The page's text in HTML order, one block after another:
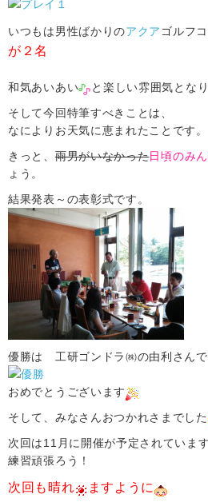
いつもは男性ばかりのアクア ゴルフ
が２名
和気あいあい
と楽しい雰囲気とな
そして今回特筆すべきことは、
なによりお天気に恵まれたことです。
きっと、雨男がいなかった日頃のみ
ょう。
結果発表～の表彰式です。
優勝は 工研ゴンドラ㈱の由利さんで
おめでとうございます
そして、みなさんおつかれさまでした
次回は11月に開催が予定されています
練習頑張ろう！
次回も晴れ ますように